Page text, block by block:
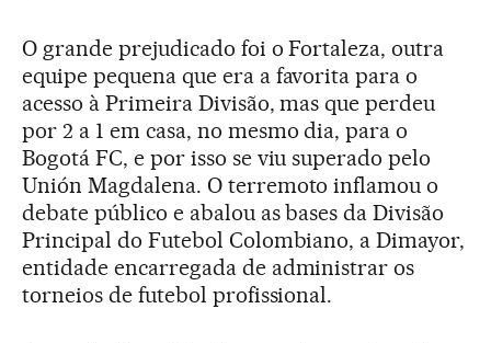
O grande prejudicado foi o Fortaleza, outra
equipe pequena que era a favorita para o
acesso à Primeira Divisão, mas que perdeu
por 2 a 1 em casa, no mesmo dia, para o
Bogotá FC, e por isso se viu superado pelo
Unión Magdalena. O terremoto inflamou o
debate público e abalou as bases da Divisão
Principal do Futebol Colombiano, a Dimayor,
entidade encarregada de administrar os
torneios de futebol profissional.